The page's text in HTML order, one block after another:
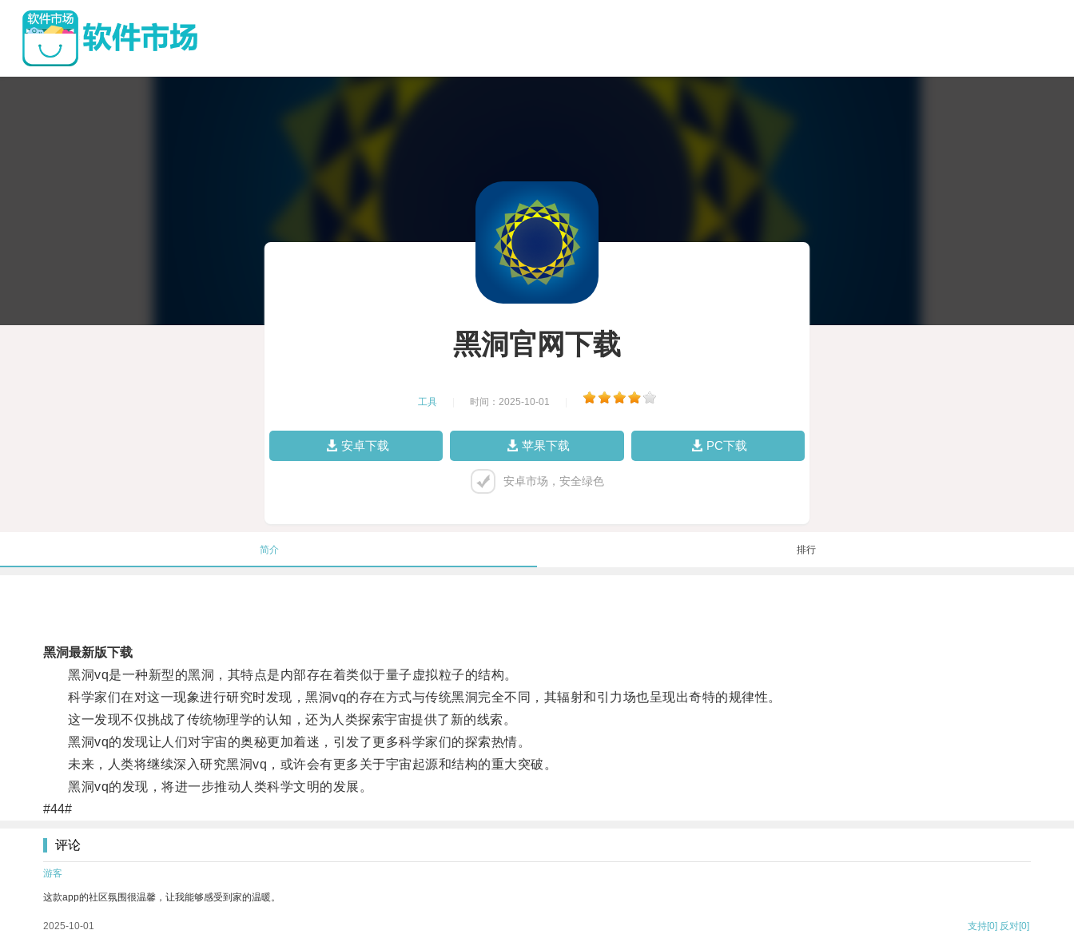
黑洞官网下载
工具 时间：2025-10-01
安卓下载 苹果下载 PC下载
安卓市场，安全绿色
简介 排行
黑洞最新版下载
黑洞vq是一种新型的黑洞，其特点是内部存在着类似于量子虚拟粒子的结构。
科学家们在对这一现象进行研究时发现，黑洞vq的存在方式与传统黑洞完全不同，其辐射和引力场也呈现出奇特的规律性。
这一发现不仅挑战了传统物理学的认知，还为人类探索宇宙提供了新的线索。
黑洞vq的发现让人们对宇宙的奥秘更加着迷，引发了更多科学家们的探索热情。
未来，人类将继续深入研究黑洞vq，或许会有更多关于宇宙起源和结构的重大突破。
黑洞vq的发现，将进一步推动人类科学文明的发展。
#44#
评论
游客
这款app的社区氛围很温馨，让我能够感受到家的温暖。
2025-10-01 支持[0] 反对[0]